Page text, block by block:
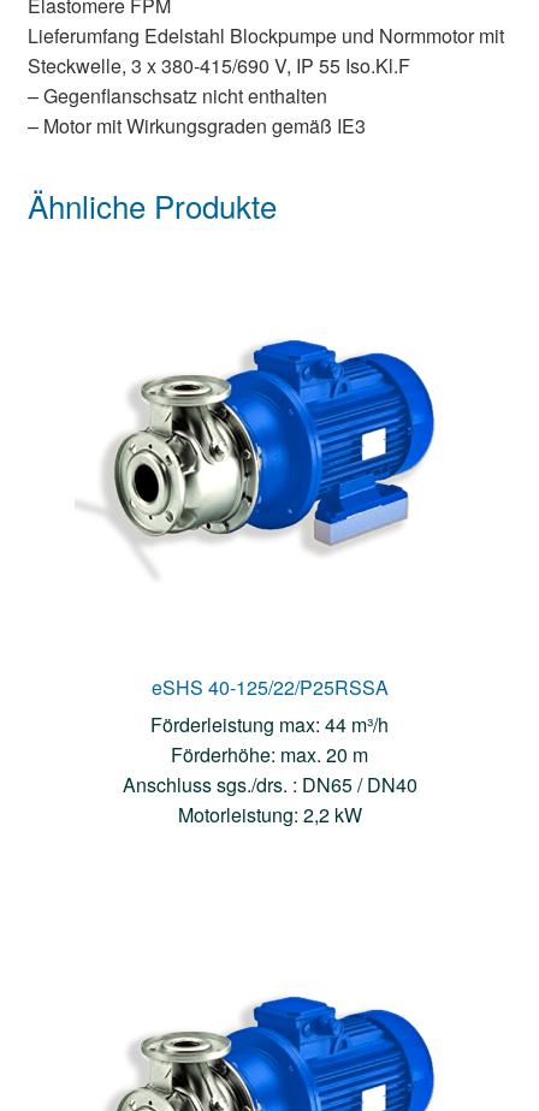
Lieferumfang Edelstahl Blockpumpe und Normmotor mit
Steckwelle, 3 x 380-415/690 V, IP 55 Iso.Kl.F
– Gegenflanschsatz nicht enthalten
– Motor mit Wirkungsgraden gemäß IE3
Ähnliche Produkte
eSHS 40-125/22/P25RSSA
Förderleistung max: 44 m³/h
Förderhöhe: max. 20 m
Anschluss sgs./drs. : DN65 / DN40
Motorleistung: 2,2 kW